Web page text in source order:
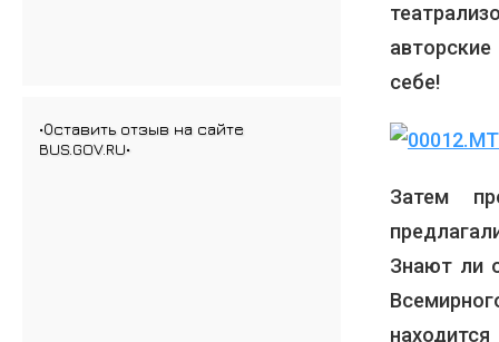
себе!
Затем
Знают ли
•Оставить отзыв на сайте
BUS.GOV.RU•